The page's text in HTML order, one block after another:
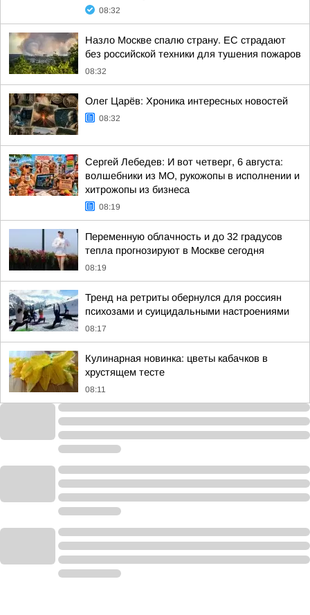
08:32
Назло Москве спалю страну. ЕС страдают
без российской техники для тушения пожаров
08:32
Олег Царёв: Хроника интересных новостей
08:32
Сергей Лебедев: И вот четверг, 6 августа:
волшебники из МО, рукожопы в исполнении и
хитрожопы из бизнеса
08:19
Переменную облачность и до 32 градусов
тепла прогнозируют в Москве сегодня
08:19
Тренд на ретриты обернулся для россиян
психозами и суицидальными настроениями
08:17
Кулинарная новинка: цветы кабачков в
хрустящем тесте
08:11